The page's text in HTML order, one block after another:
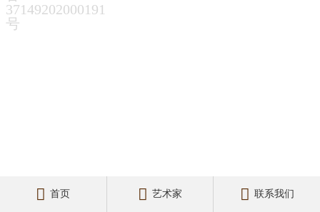
 首页  艺术家  联系我们